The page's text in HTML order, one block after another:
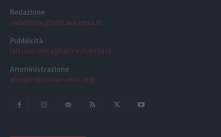
Redazione
redazione@laltravicenza.it
Pubblicità
laltravicenza@laltravicenza.it
Amministrazione
elas@editoriale-elas.org